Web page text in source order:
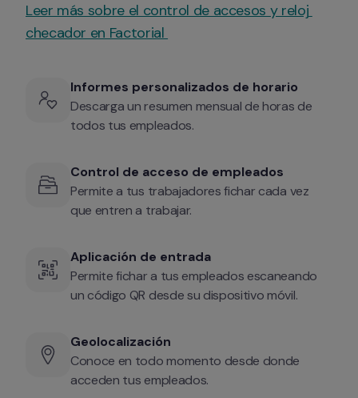
Leer más sobre el control de accesos y reloj
checador en Factorial
Informes personalizados de horario
Descarga un resumen mensual de horas de
todos tus empleados.
Control de acceso de empleados
Permite a tus trabajadores fichar cada vez
que entren a trabajar.
Aplicación de entrada
Permite fichar a tus empleados escaneando
un código QR desde su dispositivo móvil.
Geolocalización
Conoce en todo momento desde donde
acceden tus empleados.